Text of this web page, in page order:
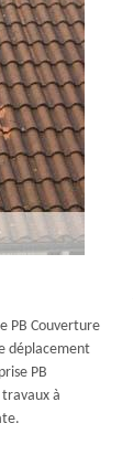
PB Couverture
déplacement
PB
à